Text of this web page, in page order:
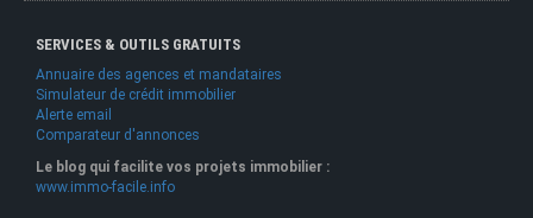
SERVICES & OUTILS GRATUITS
Annuaire des agences et mandataires
Simulateur de crédit immobilier
Alerte email
Comparateur d'annonces
Le blog qui facilite vos projets immobilier :
www.immo-facile.info